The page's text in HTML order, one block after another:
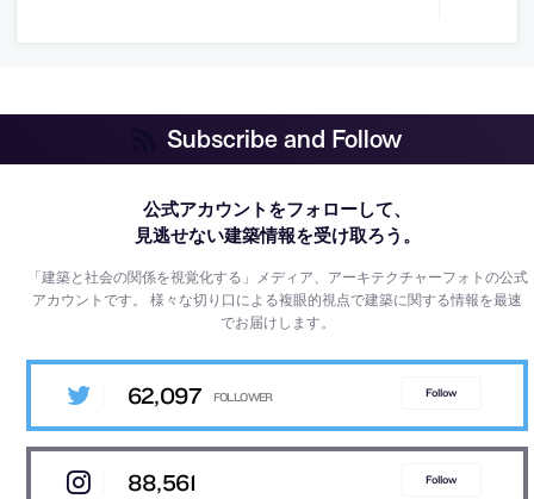
Subscribe and Follow
公式アカウントをフォローして、
見逃せない建築情報を受け取ろう。
「建築と社会の関係を視覚化する」メディア、アーキテクチャーフォトの公式
アカウントです。様々な切り口による複眼的視点で建築に関する情報を最速
でお届けします。
62,097 Follow
88,561 Follow